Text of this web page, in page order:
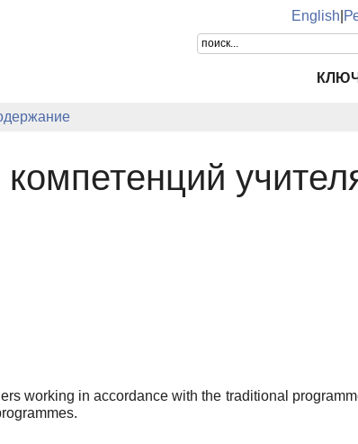
English
working in accordance with the traditional